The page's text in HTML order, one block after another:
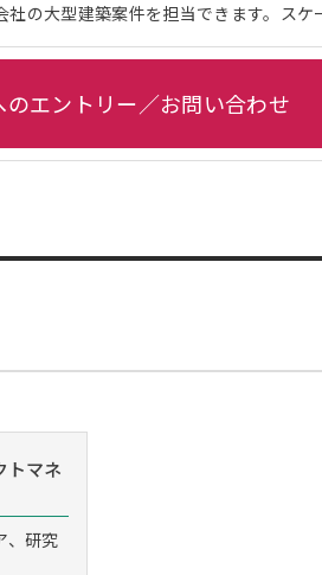
の大型建築案件を担当できます。スケ
のエントリー／お問い合わせ
トマネ
、研究